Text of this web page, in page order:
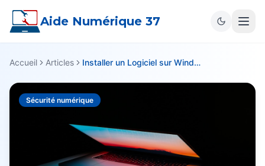
Aide Numérique 37
Accueil Articles Installer un Logiciel sur Windows: Guide Complet
Sécurité numérique